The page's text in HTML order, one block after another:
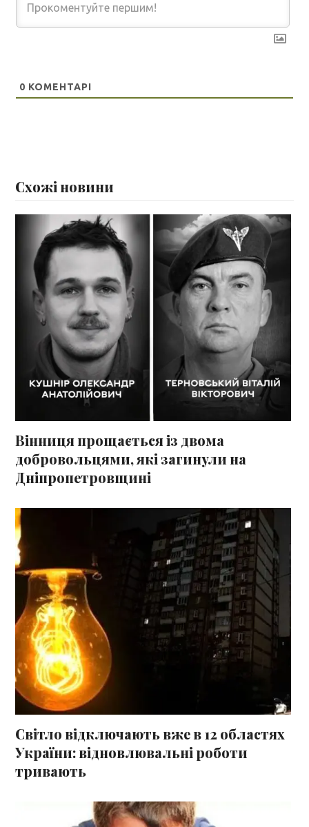
0 КОМЕНТАРІ
Схожі новини
Вінниця прощається із двома
добровольцями, які загинули на
Дніпропетровщині
Світло відключають вже в 12 областях
України: відновлювальні роботи
тривають